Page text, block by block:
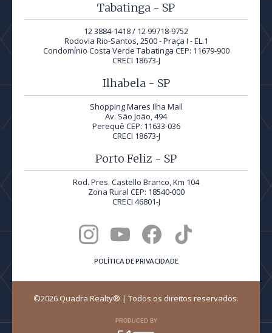
Tabatinga - SP
12 3884-1418 / 12 99718-9752
Rodovia Rio-Santos, 2500 - Praça I - EL.1
Condomínio Costa Verde Tabatinga CEP: 11679-900
CRECI 18673-J
Ilhabela - SP
Shopping Mares Ilha Mall
Av. São João, 494
Perequê CEP: 11633-036
CRECI 18673-J
Porto Feliz - SP
Rod. Pres. Castello Branco, Km 104
Zona Rural CEP: 18540-000
CRECI 46801-J
POLÍTICA DE PRIVACIDADE
©2026 Quadra Realty® | Todos os direitos reservados.
PRODUCED BY